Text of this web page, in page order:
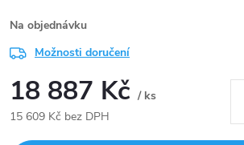
Na objednávku
Možnosti doručení
18 887 Kč / ks
15 609 Kč bez DPH